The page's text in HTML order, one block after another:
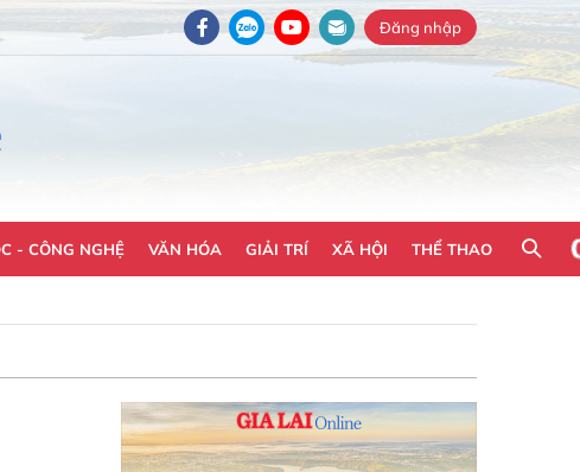
Đăng nhập
- CÔNG NGHỆ VĂN HÓA GIẢI TRÍ XÃ HỘI THỂ THAO